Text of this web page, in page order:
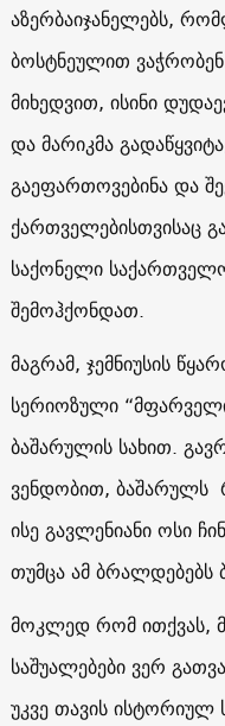
აზერბაიჯანელებს,
ბოსტნეულით
მიხედვით, ისინი
და მარიკმა
გაეფართოვებინა და
ქართველებისთვისაც
საქონელი
შემოჰქონდათ.
მაგრამ, ჯემნიუსის
სერიოზული
ბაშარულის სახით.
ვენდობით, ბაშარულს
ისე გავლენიანი ოსი
თუმცა ამ
მოკლედ რომ ითქვას,
საშუალებები ვერ
უკვე თავის